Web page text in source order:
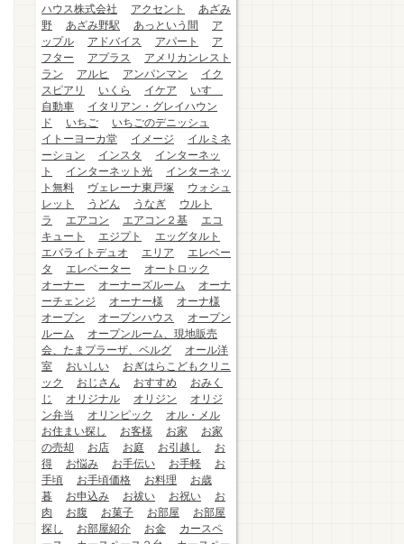
ハウス株式会社
アクセント
あざみ
野
あざみ野駅 あっという間
ア
ップル
アドバイス アパート
ア
フター
アプラス
アメリカンレスト
ラン
アルヒ アンパンマン
イク
スピアリ
いくら イケア
いすゞ
自動車
イタリアン・グレイハウン
ド
いちご
いちごのデニッシュ
イトーヨーカ堂
イメージ
イルミネ
ーション
インスタ
インターネッ
ト
インターネット光
インターネッ
ト無料
ヴェレーナ東戸塚
ウォシュ
レット
うどん うなぎ
ウルト
ラ
エアコン エアコン２基
エコ
キュート
エジプト
エッグタルト
エバライトデュオ
エリア
エレベー
タ
エレベーター
オートロック
オーナー
オーナーズルーム
オーナ
ーチェンジ
オーナー様
オーナ様
オープン
オープンハウス
オープン
ルーム
オープンルーム、現地販売
会、たまプラーザ、ベルグ
オール洋
室
おいしい
おぎはらこどもクリニ
ック
おじさん おすすめ
おみく
じ
オリジナル オリジン
オリジ
ン弁当
オリンピック
オル・メル
お住まい探し
お客様 お家
お家
の売却
お店 お庭 お引越し
お
得
お悩み お手伝い お手軽
お
手頃
お手頃価格 お料理
お歳
暮
お申込み お祓い お祝い
お
肉
お腹 お菓子 お部屋
お部屋
探し
お部屋紹介 お金
カースペ